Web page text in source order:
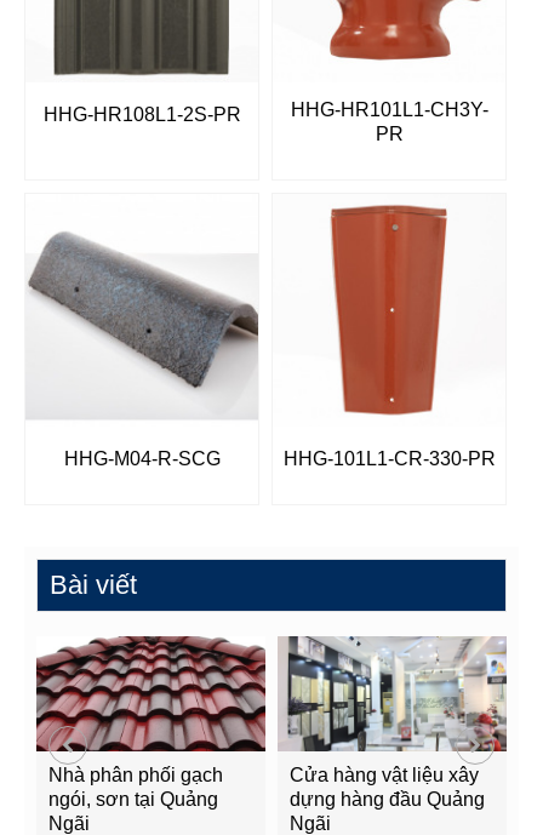
HHG-HR108L1-2S-PR
HHG-HR101L1-CH3Y-
PR
HHG-M04-R-SCG HHG-101L1-CR-330-PR
Bài viết
Nhà phân phối gạch
ngói, sơn tại Quảng
Ngãi
Cửa hàng vật liệu xây
dựng hàng đầu Quảng
Ngãi